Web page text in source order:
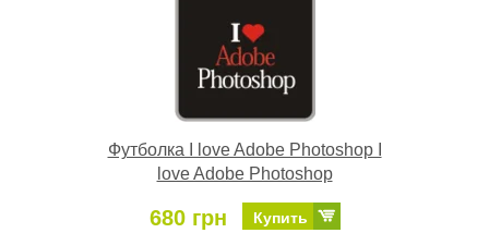
Футболка I love Adobe Photoshop I
love Adobe Photoshop
680 грн Купить